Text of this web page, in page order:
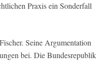
Praxis ein Sonderfall
Seine Argumentation
bei. Die Bundesrepublik